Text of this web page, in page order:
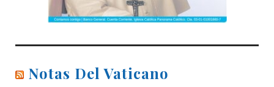
Notas Del Vaticano